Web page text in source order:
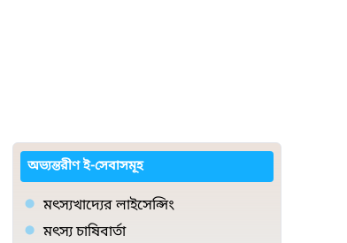
অভ্যন্তরীণ ই-সেবাসমূহ
মৎস্যখাদ্যের লাইসেন্সিং
মৎস্য চাষিবার্তা